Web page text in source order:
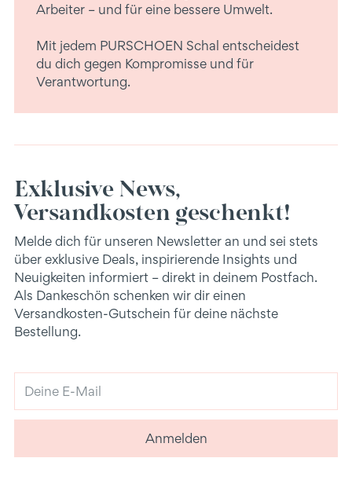
Arbeiter – und für eine bessere Umwelt.
Mit jedem PURSCHOEN Schal entscheidest
du dich gegen Kompromisse und für
Verantwortung.
Exklusive News,
Versandkosten geschenkt!
Melde dich für unseren Newsletter an und sei stets
über exklusive Deals, inspirierende Insights und
Neuigkeiten informiert – direkt in deinem Postfach.
Als Dankeschön schenken wir dir einen
Versandkosten-Gutschein für deine nächste
Bestellung.
E-
Mail
Anmelden